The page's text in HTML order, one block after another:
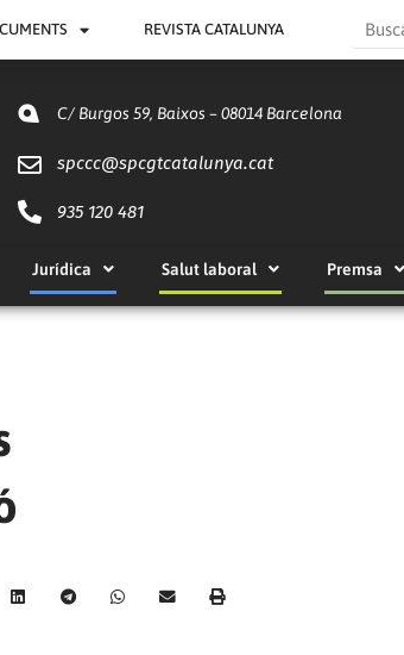
REVISTA CATALUNYA Search
C/ Burgos 59, Baixos – 08014 Barcelona
spccc@spcgtcatalunya.cat
935 120 481
Jurídica Salut laboral Premsa